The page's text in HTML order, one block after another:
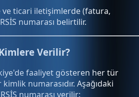
ve ticari iletişimlerde (fatura,
numarası belirtilir.
Verilir?
faaliyet gösteren her tür
numarasıdır. Aşağıdaki
numarası verilir: